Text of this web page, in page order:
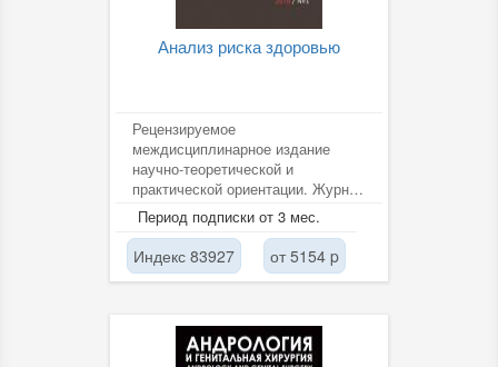
Анализ риска здоровью
Рецензируемое
междисциплинарное издание
научно-теоретической и
практической ориентации. Журнал
направлен на публикацию
результатов фундаментальных
и...
Период подписки от 3 мес.
Индекс 83927 от 5154 p